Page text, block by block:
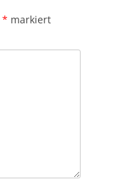
* markiert